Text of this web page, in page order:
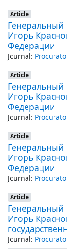
Article
Генеральный
Игорь
Федерации
Journal:
Article
Генеральный
Игорь
Федерации
Journal:
Article
Генеральный
Игорь
Федерации
Journal:
Article
Генеральный
Игорь
Journal: